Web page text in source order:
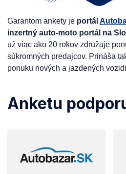
Garantom ankety je portál
inzertný auto-moto portál na
už viac ako 20 rokov združuje
súkromných predajcov. Prináša
ponuku nových a jazdených
Anketu